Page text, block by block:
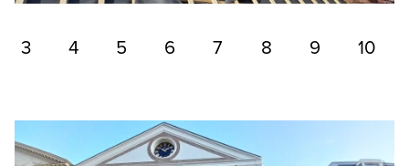
3 4 5 6 7 8 9 10